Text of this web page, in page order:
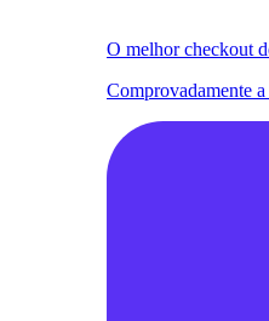
O melhor checkout
Comprovadamente